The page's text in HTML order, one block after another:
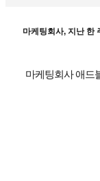
마케팅회사, 지난 한
마케팅회사 애드